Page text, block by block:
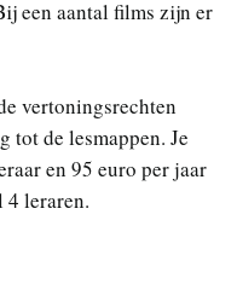
een aantal films zijn er
vertoningsrechten
tot de lesmappen. Je
en 95 euro per jaar
4 leraren.